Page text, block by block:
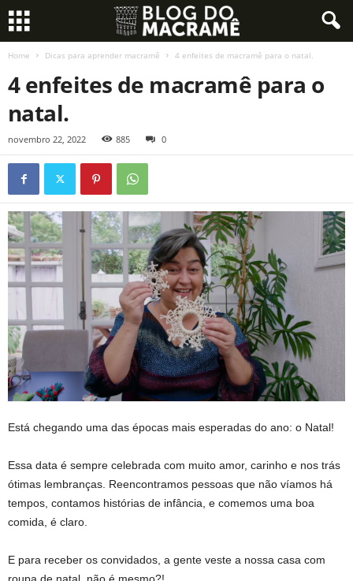
Home Dicas para aprender macramê 4 enfeites de macramê para o natal.
4 enfeites de macramê para o
natal.
novembro 22, 2022 885 0
Está chegando uma das épocas mais esperadas do ano: o Natal!
Essa data é sempre celebrada com muito amor, carinho e nos trás
ótimas lembranças. Reencontramos pessoas que não víamos há
tempos, contamos histórias de infância, e comemos uma boa
comida, é claro.
E para receber os convidados, a gente veste a nossa casa com
roupa de natal, não é mesmo?!